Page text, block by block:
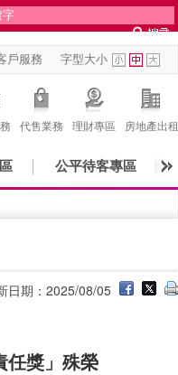
戶服務 字型大小
代售業務 理財專區 房地產出租
公平待客專區
日期：2025/08/05
任獎」殊榮